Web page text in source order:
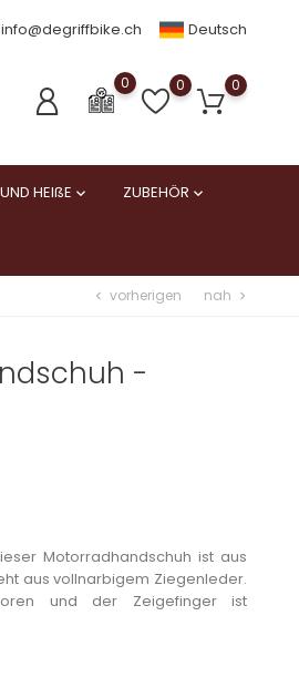
info@degriffbike.ch Deutsch
0 0 0
HEIßE  ZUBEHÖR 
chevron_left vorherigen nah chevron_right
-
Motorradhandschuh ist aus
aus vollnarbigem Ziegenleder.
und der Zeigefinger ist